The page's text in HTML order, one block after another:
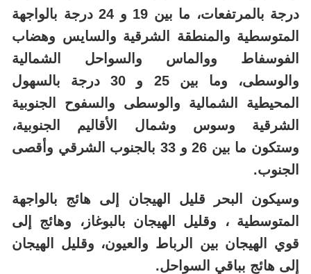
درجة بالمرتفعات، ما بين 19 و 24 درجة بالواجهة
المتوسطية والمنطقة الشرقية والسايس وهضاب
الفوسفاط ووالماس والسواحل الشمالية
والوسطى، وما بين 25 و 30 درجة بالسهول
المحيطية الشمالية والوسطى والسفوح الجنوبية
الشرقية وسوس وشمال الأقاليم الجنوبية،
وستكون ما بين 26 و 33 بالجنوب الشرقي وأقصى
الجنوب.
وسيكون البحر قليل الهيجان إلى هائج بالواجهة
المتوسطية ، وقليل الهيجان بالبوغاز، وهائج إلى
قوي الهيجان بين الرباط والعيون، وقليل الهيجان
إلى هائج بباقي السواحل.